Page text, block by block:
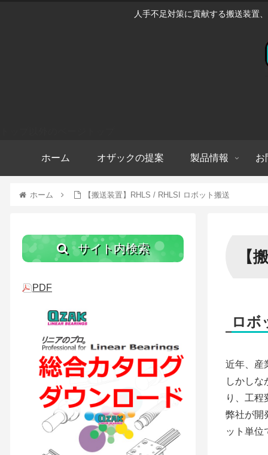
人手不足対策に貢献する搬送装置
ホーム オザックの提案 製品情報 お
ホーム 【搬送装置】RHLS / RHLSI ロボット搬送
【
ロボ
近年、産
しかしな
り、工程
弊社が開
ット単位
サイト内検索
PDF